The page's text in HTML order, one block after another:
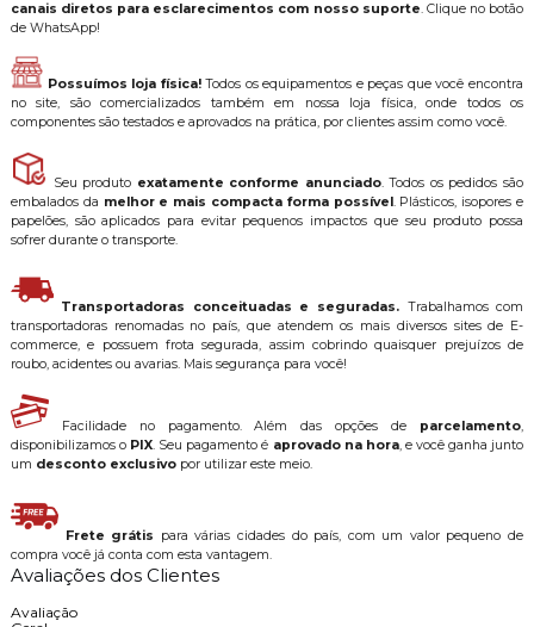
canais diretos para esclarecimentos com nosso suporte. Clique no botão
de WhatsApp!
Possuímos loja física!Todos os equipamentos e peças que você encontra
no site, são comercializados também em nossa loja física, onde todos os
componentes são testados e aprovados na prática, por clientes assim como você.
Seu produto exatamente conforme anunciado. Todos os pedidos são
embalados da melhor e mais compacta forma possível . Plásticos, isopores e
papelões, são aplicados para evitar pequenos impactos que seu produto possa
sofrer durante o transporte.
Transportadoras conceituadas e seguradas. Trabalhamos com
transportadoras renomadas no país, que atendem os mais diversos sites de E-
commerce, e possuem frota segurada, assim cobrindo quaisquer prejuízos de
roubo, acidentes ou avarias. Mais segurança para você!
Facilidade no pagamento. Além das opções de parcelamento,
disponibilizamos o PIX. Seu pagamento é aprovado na hora, e você ganha junto
um desconto exclusivopor utilizar este meio.
Frete grátis para várias cidades do país, com um valor pequeno de
compra você já conta com esta vantagem.
Avaliações dos Clientes
Avaliação